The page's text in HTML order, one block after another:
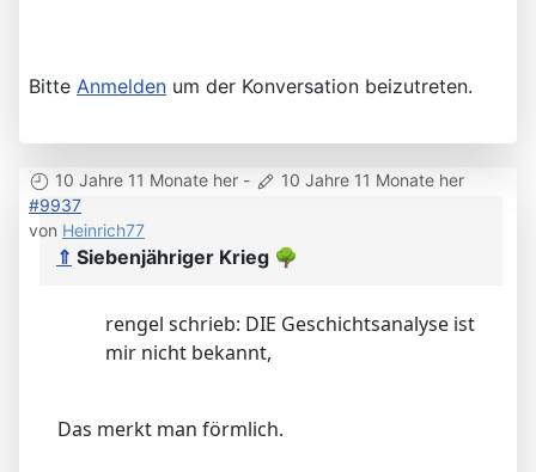
Bitte Anmelden um der Konversation beizutreten.
10 Jahre 11 Monate her -
10 Jahre 11 Monate her
#9937
von Heinrich77
⇑ Siebenjähriger Krieg 🌳
rengel schrieb: DIE Geschichtsanalyse ist
mir nicht bekannt,
Das merkt man förmlich.